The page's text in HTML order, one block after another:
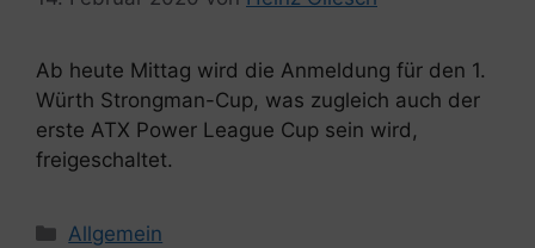
Ab heute Mittag wird die Anmeldung für den 1.
Würth Strongman-Cup, was zugleich auch der
erste ATX Power League Cup sein wird,
freigeschaltet.
Kategorien
Allgemein